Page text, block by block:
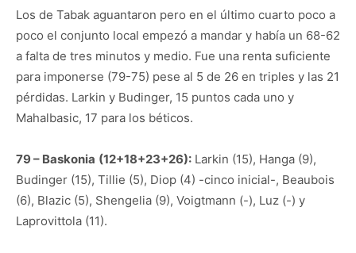
Los de Tabak aguantaron pero en el último cuarto poco a
poco el conjunto local empezó a mandar y había un 68-62
a falta de tres minutos y medio. Fue una renta suficiente
para imponerse (79-75) pese al 5 de 26 en triples y las 21
pérdidas. Larkin y Budinger, 15 puntos cada uno y
Mahalbasic, 17 para los béticos.
79 – Baskonia (12+18+23+26): Larkin (15), Hanga (9),
Budinger (15), Tillie (5), Diop (4) -cinco inicial-, Beaubois
(6), Blazic (5), Shengelia (9), Voigtmann (-), Luz (-) y
Laprovittola (11).